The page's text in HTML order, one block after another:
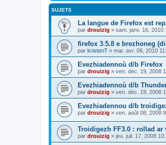
SUJETS
La langue de Firefox est
par drouizig » sam. janv. 16, 2010
firefox 3.5.8 e brezhoneg
par kristenT » mar. avr. 06, 2010
Evezhiadennoù d/b Firefox
par drouizig » ven. déc. 19, 2008
Evezhiadennoù d/b
par drouizig » ven. déc. 19, 2008
Evezhiadennou d/b
par drouizig » ven. août 08, 2008
Troidigezh FF3.0 : rollad
par drouizig » jeu. juil. 17, 2008